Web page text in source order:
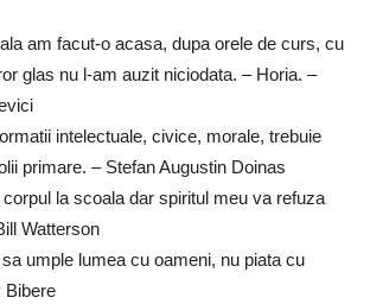
am facut-o acasa, dupa orele de curs, cu
glas nu l-am auzit niciodata. – Horia. –
intelectuale, civice, morale, trebuie
primare. – Stefan Augustin Doinas
la scoala dar spiritul meu va refuza
Watterson
umple lumea cu oameni, nu piata cu
Bibere